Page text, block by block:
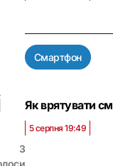
3
Смартфон
Як врятувати
5 серпня 19:49